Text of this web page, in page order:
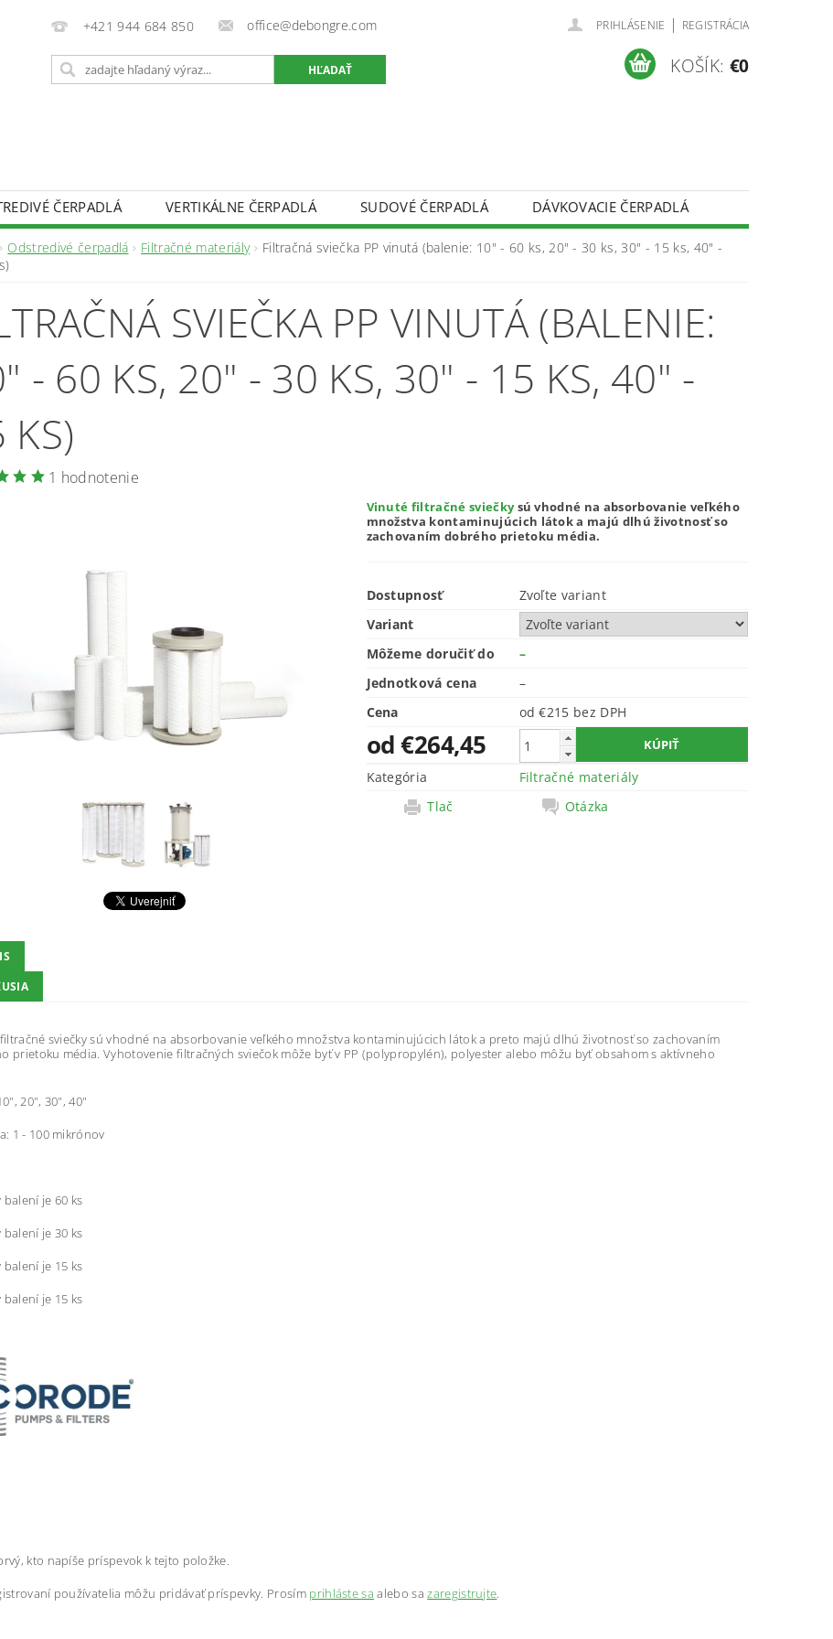
+421 944 684 850 office@debongre.com PRIHLÁSENIE | REGISTRÁCIA
KOŠÍK: €0
ČERPADLÁ VERTIKÁLNE ČERPADLÁ SUDOVÉ ČERPADLÁ
DÁVKOVACIE ČERPADLÁ
DOPRAVA A PLATBA OCHRANA OSOBNÝCH ÚDAJOV
REKLAMAČNÝ PORIADOK
OD ZMLUVY
Odstredivé čerpadlá Filtračné materiály
Filtračná sviečka PP vinutá (balenie: 10" - 60 ks, 20" - 30 ks, 30" - 15 ks, 40" -
SVIEČKA PP VINUTÁ (BALENIE:
- 60 KS, 20" - 30 KS, 30" - 15 KS, 40" -
KS)
1 hodnotenie
Vinuté filtračné sviečkysú vhodné na absorbovanie veľkého
množstva kontaminujúcich látok a majú dlhú životnosť so
zachovaním dobrého prietoku média.
Dostupnosť
Zvoľte variant
Variant
Môžeme doručiť do
–
Jednotková cena
–
Cena
od €215 bez DPH
od €264,45
Kategória
Filtračné materiály
Tlač
Otázka
sviečky sú vhodné na absorbovanie veľkého množstva kontaminujúcich látok a preto majú dlhú životnosť so zachovaním
prietoku média. Vyhotovenie filtračných sviečok môže byť v PP (polypropylén), polyester alebo môžu byť obsahom s aktívneho
20", 30", 40"
1 - 100 mikrónov
balení je 60 ks
balení je 30 ks
balení je 15 ks
balení je 15 ks
kto napíše príspevok k tejto položke.
používatelia môžu pridávať príspevky. Prosím prihláste sa alebo sazaregistrujte.